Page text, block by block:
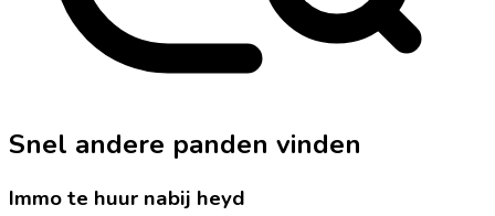
Snel andere panden vinden
Immo te huur nabij heyd